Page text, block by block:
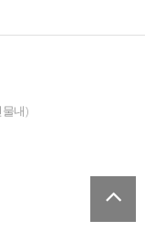
내)